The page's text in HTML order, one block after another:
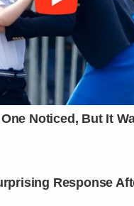
Noticed, But It
Response